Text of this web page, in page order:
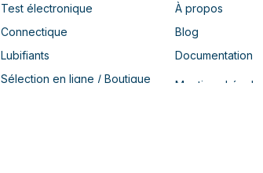
Test électronique
Connectique
Lubifiants
Sélection en ligne / Boutique
À propos
Blog
Documentation
Mentions Légales